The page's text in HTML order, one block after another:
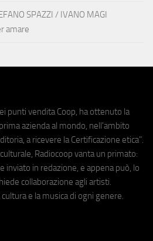
SPAZZI / IVANO MAGI
amare
punti vendita Coop, ha ottenuto la
azienda al mondo, nell'ambito
a ricevere la Certificazione etica".
Radiocoop vanta un primato:
inviato in redazione, e appena può, lo
collaborazione agli artisti.
e la musica di ogni genere.